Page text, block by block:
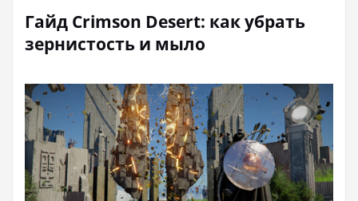
Гайд Crimson Desert: как убрать
зернистость и мыло